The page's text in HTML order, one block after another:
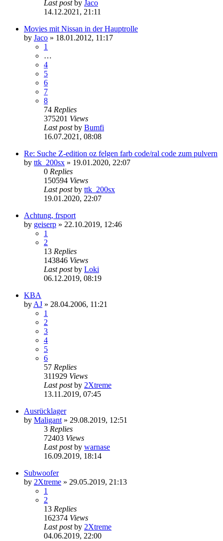
Last postby Jaco
14.12.2021, 21:11
Movies mit Nissan in der Hauptrolle
by Jaco » 18.01.2012, 11:17
1
…
4
5
6
7
8
74 Replies
375201 Views
Last postby Bumfi
16.07.2021, 08:08
Re: Suche Z-edition oz felgen farb code/ral code zum pulvern
by ttk_200sx » 19.01.2020, 22:07
0 Replies
150594 Views
Last postby ttk_200sx
19.01.2020, 22:07
Achtung, frsport
by geiserp » 22.10.2019, 12:46
1
2
13 Replies
143846 Views
Last postby Loki
06.12.2019, 08:19
KBA
by AJ » 28.04.2006, 11:21
1
2
3
4
5
6
57 Replies
311929 Views
Last postby 2Xtreme
13.11.2019, 07:45
Ausrücklager
by Maligant » 29.08.2019, 12:51
3 Replies
72403 Views
Last postby warnase
16.09.2019, 18:14
Subwoofer
by 2Xtreme » 29.05.2019, 21:13
1
2
13 Replies
162374 Views
Last postby 2Xtreme
04.06.2019, 22:00